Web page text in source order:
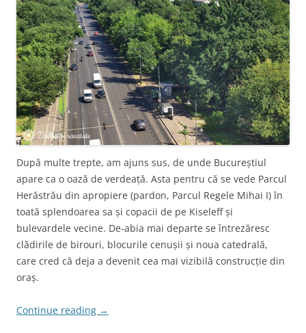
După multe trepte, am ajuns sus, de unde Bucureștiul
apare ca o oază de verdeață. Asta pentru că se vede Parcul
Herăstrău din apropiere (pardon, Parcul Regele Mihai I) în
toată splendoarea sa și copacii de pe Kiseleff și
bulevardele vecine. De-abia mai departe se întrezăresc
clădirile de birouri, blocurile cenușii și noua catedrală,
care cred că deja a devenit cea mai vizibilă construcție din
oraș.
Continue reading →